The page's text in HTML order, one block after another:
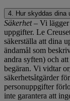
4. Hur skyddas dina
Säkerhet– Vi lägger
uppgifter. Le
säkerställa att dina
ändamål som
andra syften) och
begäran. Vi vidtar
säkerhetsåtgärder
personuppgifter
inte garantera att